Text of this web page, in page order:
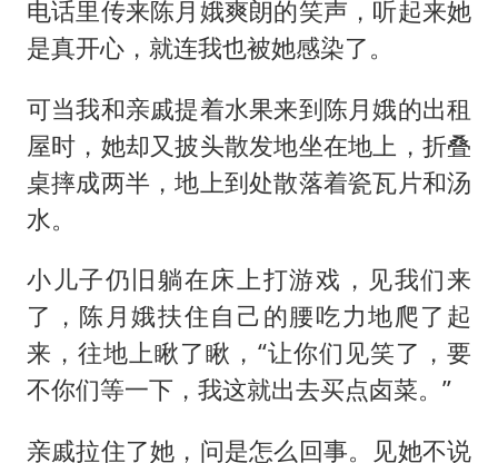
电话里传来陈月娥爽朗的笑声，听起来她
是真开心，就连我也被她感染了。
可当我和亲戚提着水果来到陈月娥的出租
屋时，她却又披头散发地坐在地上，折叠
桌摔成两半，地上到处散落着瓷瓦片和汤
水。
小儿子仍旧躺在床上打游戏，见我们来
了，陈月娥扶住自己的腰吃力地爬了起
来，往地上瞅了瞅，“让你们见笑了，要
不你们等一下，我这就出去买点卤菜。”
亲戚拉住了她，问是怎么回事。见她不说